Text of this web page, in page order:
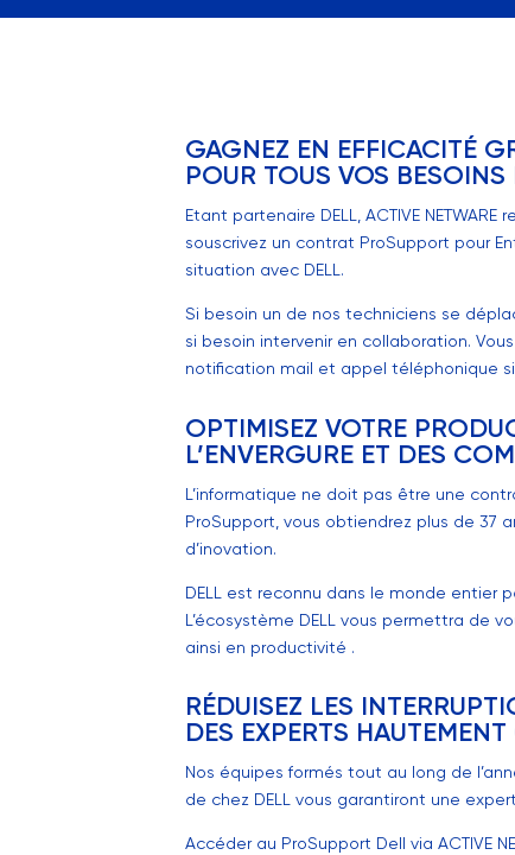
GAGNEZ EN EFFICACITÉ
POUR TOUS VOS BESOINS
Etant partenaire DELL, ACTIVE
souscrivez un contrat ProSupport pour
situation avec DELL.
Si besoin un de nos techniciens se
si besoin intervenir en collaboration.
notification mail et appel téléphonique
OPTIMISEZ VOTRE
L’ENVERGURE ET DES
L’informatique ne doit pas être une
ProSupport, vous obtiendrez plus de 37
d’inovation.
DELL est reconnu dans le monde entier
L’écosystème DELL vous permettra de
ainsi en productivité .
RÉDUISEZ LES
DES EXPERTS
Nos équipes formés tout au long de
de chez DELL vous garantiront une
Accéder au ProSupport Dell via ACTIVE